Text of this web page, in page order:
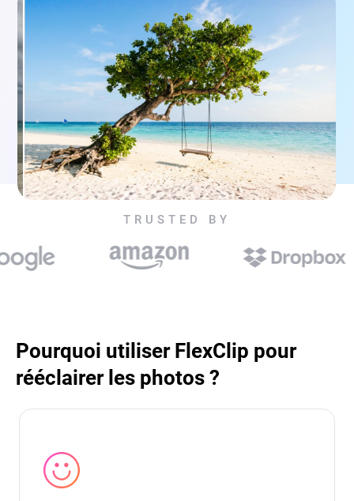
TRUSTED BY
Pourquoi utiliser FlexClip pour
rééclairer les photos ?